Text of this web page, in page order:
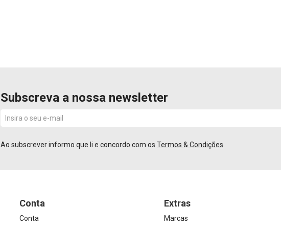
Subscreva a nossa newsletter
Ao subscrever informo que li e concordo com os Termos & Condições
Conta
Conta
Extras
Marcas